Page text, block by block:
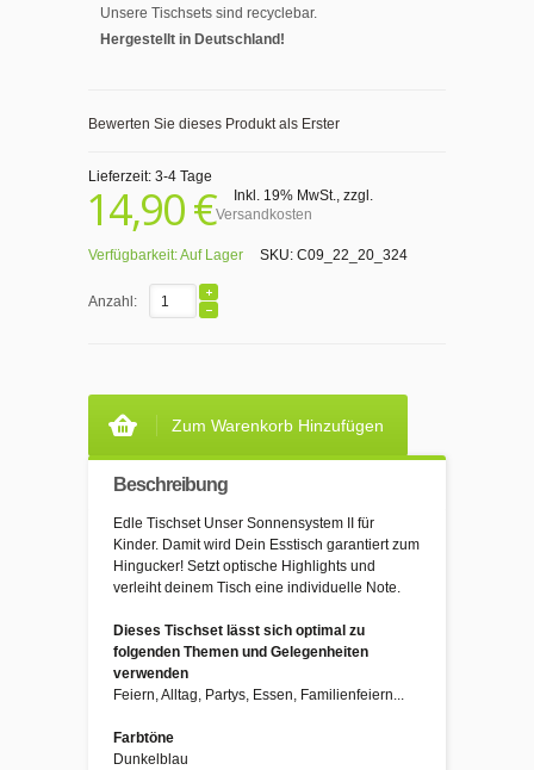
Unsere Tischsets sind recyclebar.
Hergestellt in Deutschland!
Bewerten Sie dieses Produkt als Erster
Lieferzeit: 3-4 Tage
14,90 € Inkl. 19% MwSt., zzgl.
Versandkosten
Verfügbarkeit:Auf Lager SKU: C09_22_20_324
Anzahl:
Zum Warenkorb Hinzufügen
Beschreibung
Edle Tischset Unser Sonnensystem II für
Kinder. Damit wird Dein Esstisch garantiert zum
Hingucker! Setzt optische Highlights und
verleiht deinem Tisch eine individuelle Note.
Dieses Tischset lässt sich optimal zu
folgenden Themen und Gelegenheiten
verwenden
Feiern, Alltag, Partys, Essen, Familienfeiern...
Farbtöne
Dunkelblau